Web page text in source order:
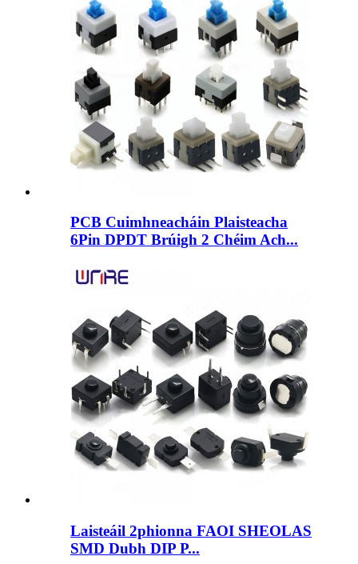
PCB Cuimhneacháin Plaisteacha
6Pin DPDT Brúigh 2 Chéim Ach...
Laisteáil 2phionna FAOI SHEOLAS
SMD Dubh DIP P...